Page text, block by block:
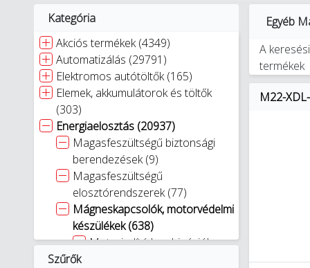
Kategória
Akciós termékek (4349)
Automatizálás (29791)
Elektromos autótöltők (165)
Elemek, akkumulátorok és töltők
(303)
Energiaelosztás (20937)
Magasfeszültségű biztonsági
berendezések (9)
Magasfeszültségű
elosztórendszerek (77)
Mágneskapcsolók, motorvédelmi
készülékek (638)
Motorindító kombinációk
Szűrők
Egyéb
A
termékek
M22-